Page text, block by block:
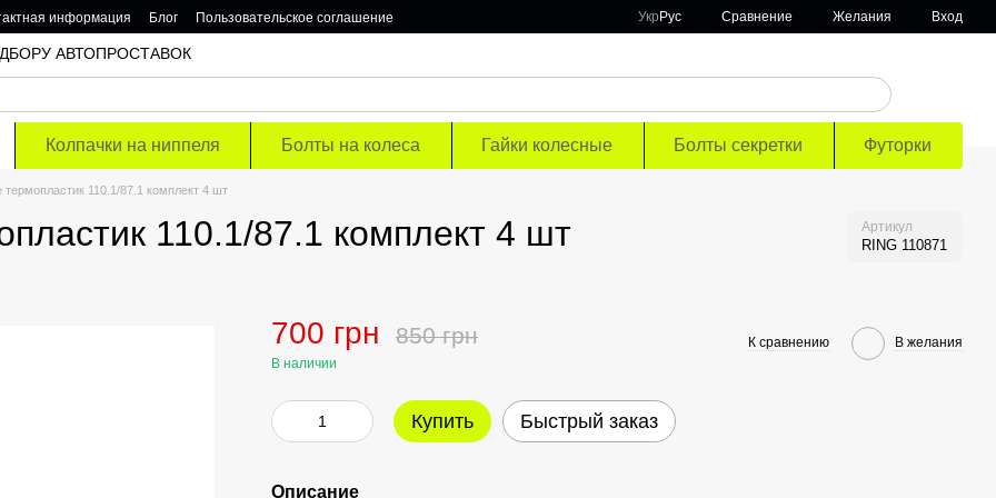
информация Блог
Пользовательское соглашение
Укр Рус Сравнение Желания Вход
АВТОПРОСТАВОК
Колпачки на ниппеля Болты на колеса Гайки колесные Болты секретки Футорки
термопластик 110.1/87.1 комплект 4 шт
110.1/87.1 комплект 4 шт Артикул
RING 110871
700 грн 850 грн
В наличии
К сравнению В желания
Купить Быстрый заказ
Описание